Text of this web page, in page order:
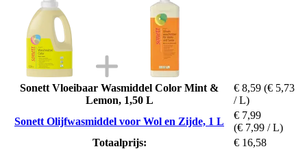
Sonett Vloeibaar Wasmiddel Color Mint &
Lemon, 1,50 L
€ 8,59 (€ 5,73
/ L)
Sonett Olijfwasmiddel voor Wol en Zijde, 1 L
€ 7,99
(€ 7,99 / L)
Totaalprijs:
€ 16,58